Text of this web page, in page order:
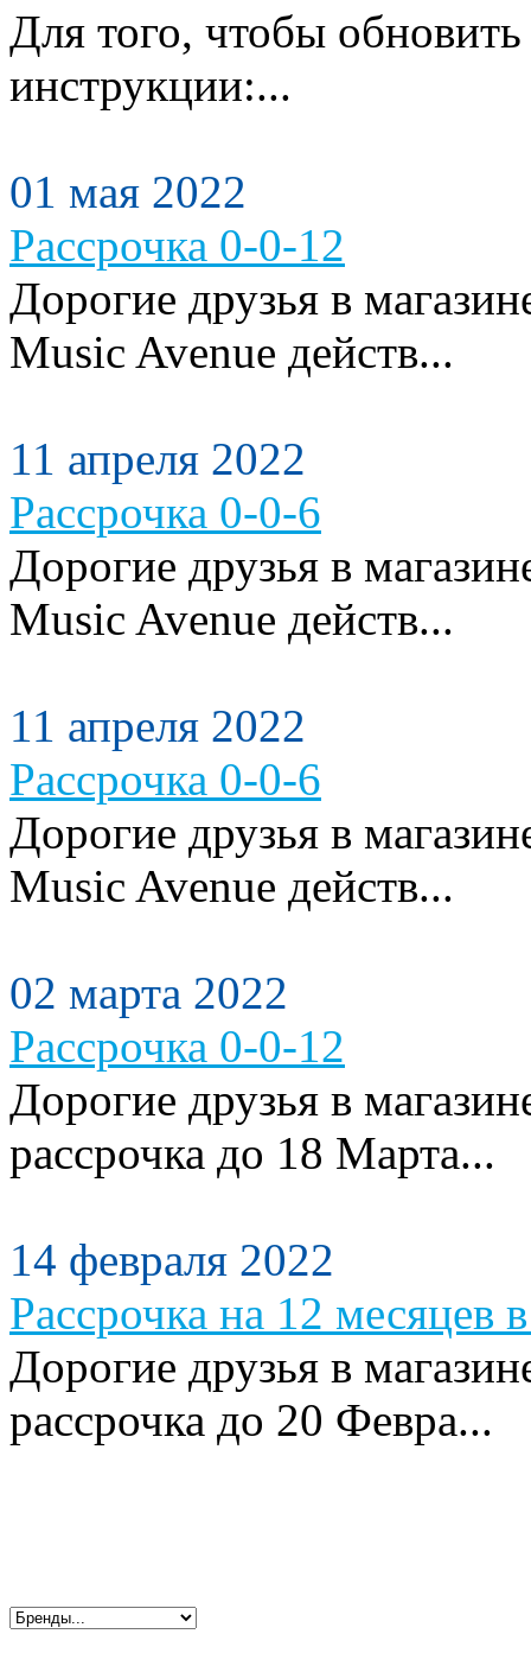
Для того, чтобы
инструкции:...
01 мая 2022
Рассрочка 0-0-12
Дорогие друзья в
Music Avenue действ...
11 апреля 2022
Рассрочка 0-0-6
Дорогие друзья в
Music Avenue действ...
11 апреля 2022
Рассрочка 0-0-6
Дорогие друзья в
Music Avenue действ...
02 марта 2022
Рассрочка 0-0-12
Дорогие друзья в
рассрочка до 18 Марта...
14 февраля 2022
Рассрочка на 12 месяцев
Дорогие друзья в
рассрочка до 20 Февра...